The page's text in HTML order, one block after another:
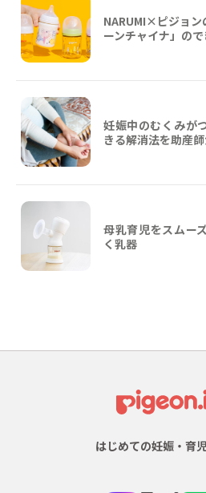
NARUMI×ピジョン
ーンチャイナ」の
妊娠中のむくみが
きる解消法を助産
母乳育児をスムー
く乳器
はじめての妊娠・育